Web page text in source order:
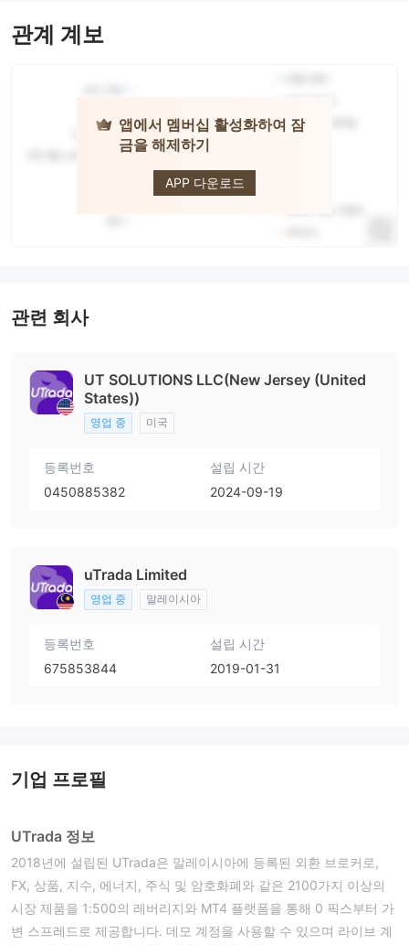
관계 계보
앱에서 멤버십 활성화하여 잠
금을 해제하기
APP 다운로드
UTrada
관련 회사
UT SOLUTIONS LLC(New Jersey (United
States))
영업 중 미국
등록번호
0450885382
설립 시간
2024-09-19
uTrada Limited
영업 중 말레이시아
등록번호
675853844
설립 시간
2019-01-31
기업 프로필
UTrada 정보
2018년에 설립된 UTrada은 말레이시아에 등록된 외환 브로커로,
FX, 상품, 지수, 에너지, 주식 및 암호화폐와 같은 2100가지 이상의
시장 제품을 1:500의 레버리지와 MT4 플랫폼을 통해 0 픽스부터 가
변 스프레드로 제공합니다. 데모 계정을 사용할 수 있으며 라이브 계